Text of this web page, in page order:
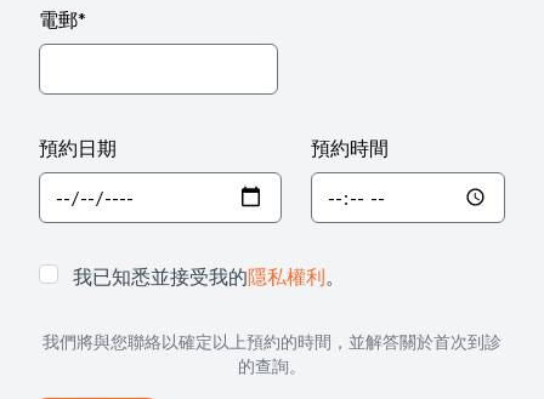
電郵*
預約日期 預約時間
我已知悉並接受我的隱私權利
我們將與您聯絡以確定以上預約的時間，並解答關於首次到診
的查詢。